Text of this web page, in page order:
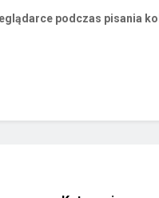
podczas pisania